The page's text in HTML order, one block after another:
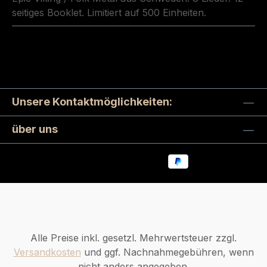
seitiges Booklet. Limitiert auf 500 Einheiten.
Unsere Kontaktmöglichkeiten:
über uns
Alle Preise inkl. gesetzl. Mehrwertsteuer zzgl.
Versandkosten und ggf. Nachnahmegebühren, wenn